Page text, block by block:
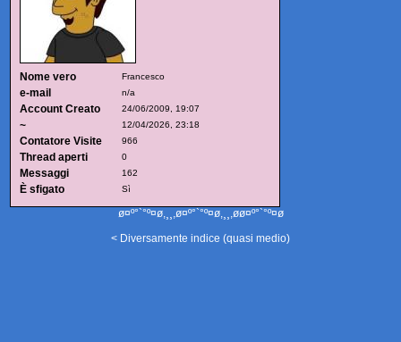
Nome vero Francesco
e-mail n/a
Account Creato 24/06/2009, 19:07
~ 12/04/2026, 23:18
Contatore Visite 966
Thread aperti 0
Messaggi 162
È sfigato Sì
ø¤º°`°º¤ø,¸¸,ø¤º°`°º¤ø,¸¸,øø¤º°`°º¤ø
< Diversamente indice (quasi medio)